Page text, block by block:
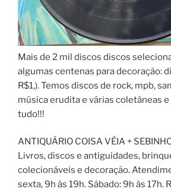
Mais de 2 mil discos discos
algumas centenas para decoração:
R$1,). Temos discos de rock, mpb,
música erudita e várias coletâneas e
tudo!!!
ANTIQUÁRIO COISA VÉIA +
Livros, discos e antiguidades,
colecionáveis e decoração.
sexta, 9h às 19h. Sábado: 9h às 17h.